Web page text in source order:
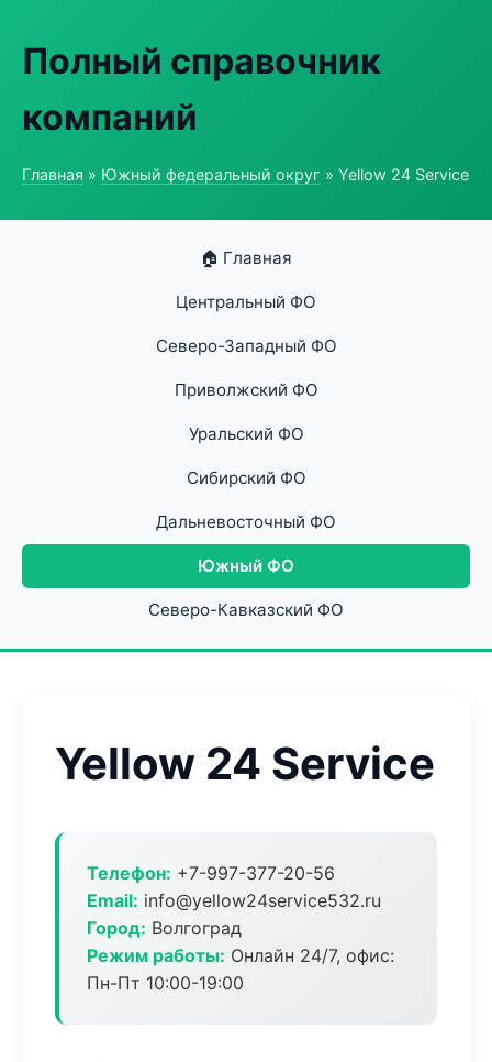
Полный справочник
компаний
Главная » Южный федеральный округ » Yellow 24 Service
🏠 Главная
Центральный ФО
Северо-Западный ФО
Приволжский ФО
Уральский ФО
Сибирский ФО
Дальневосточный ФО
Южный ФО
Северо-Кавказский ФО
Yellow 24 Service
Телефон: +7-997-377-20-56
Email: info@yellow24service532.ru
Город: Волгоград
Режим работы: Онлайн 24/7, офис:
Пн-Пт 10:00-19:00